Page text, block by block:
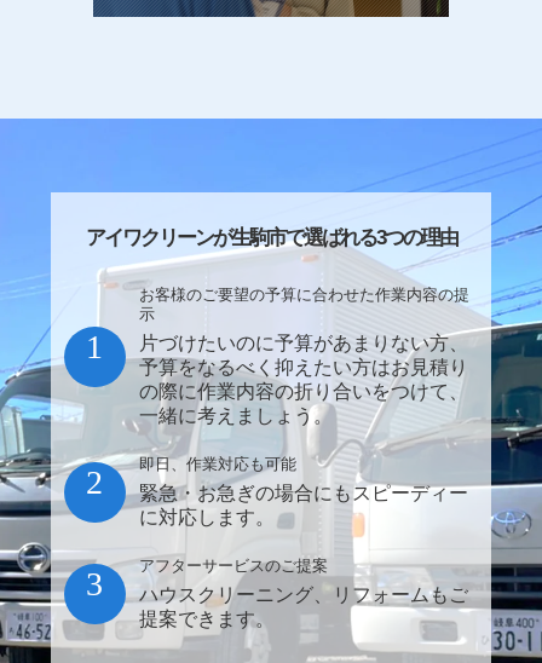
アイワクリーンが生駒市で選ばれる3つの理由
お客様のご要望の予算に合わせた作業内容の提
示
片づけたいのに予算があまりない方、
予算をなるべく抑えたい方はお見積り
の際に作業内容の折り合いをつけて、
一緒に考えましょう。
1
即日、作業対応も可能
緊急・お急ぎの場合にもスピーディー
に対応します。
2
アフターサービスのご提案
ハウスクリーニング、リフォームもご
提案できます。
3